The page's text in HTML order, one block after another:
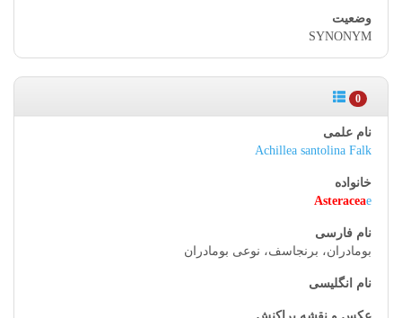
SYNONYM
0
Achillea santolina Falk
Asteraceae
بومادران، برنجاسف، نوعی بومادران